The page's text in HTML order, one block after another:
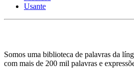
Usante
Somos uma biblioteca de palavras da
com mais de 200 mil palavras e